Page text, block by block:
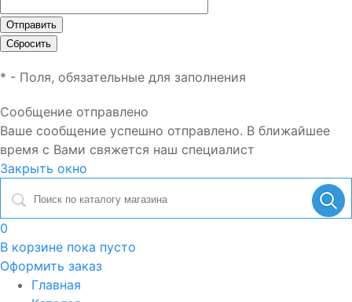
* - Поля, обязательные для заполнения
Сообщение отправлено
Ваше сообщение успешно отправлено. В ближайшее
время с Вами свяжется наш специалист
Закрыть окно
0
В корзине пока пусто
Оформить заказ
Главная